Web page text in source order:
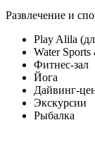
Развлечение и
Play Alila
Water
Фитнес-зал
Йога
Дайвинг-
Экскурсии
Рыбалка